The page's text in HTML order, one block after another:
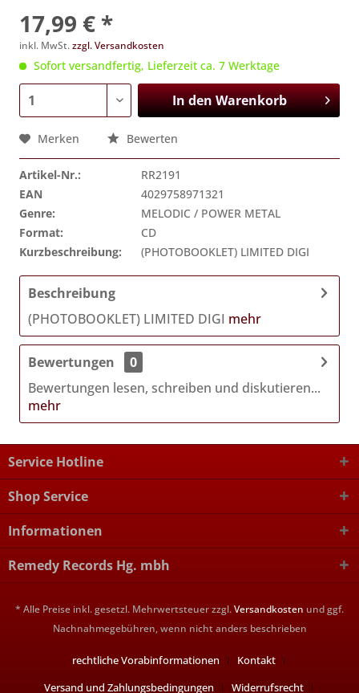
17,99 € *
inkl. MwSt.zzgl. Versandkosten
Sofort versandfertig, Lieferzeit ca. 7 Werktage
In denWarenkorb
Merken Bewerten
Artikel-Nr.:
RR2191
EAN
4029758971321
Genre:
MELODIC / POWER METAL
Format:
CD
Kurzbeschreibung:
(PHOTOBOOKLET) LIMITED DIGI
Beschreibung
(PHOTOBOOKLET) LIMITED DIGI mehr
Bewertungen
0
Bewertungen lesen, schreiben und diskutieren...
mehr
Service Hotline
Shop Service
Informationen
Remedy Records Hg. mbh
* Alle Preise inkl. gesetzl. Mehrwertsteuer zzgl.Versandkosten und ggf.
Nachnahmegebühren, wenn nicht anders beschrieben
rechtliche Vorabinformationen
Kontakt
Versand und Zahlungsbedingungen
Widerrufsrecht